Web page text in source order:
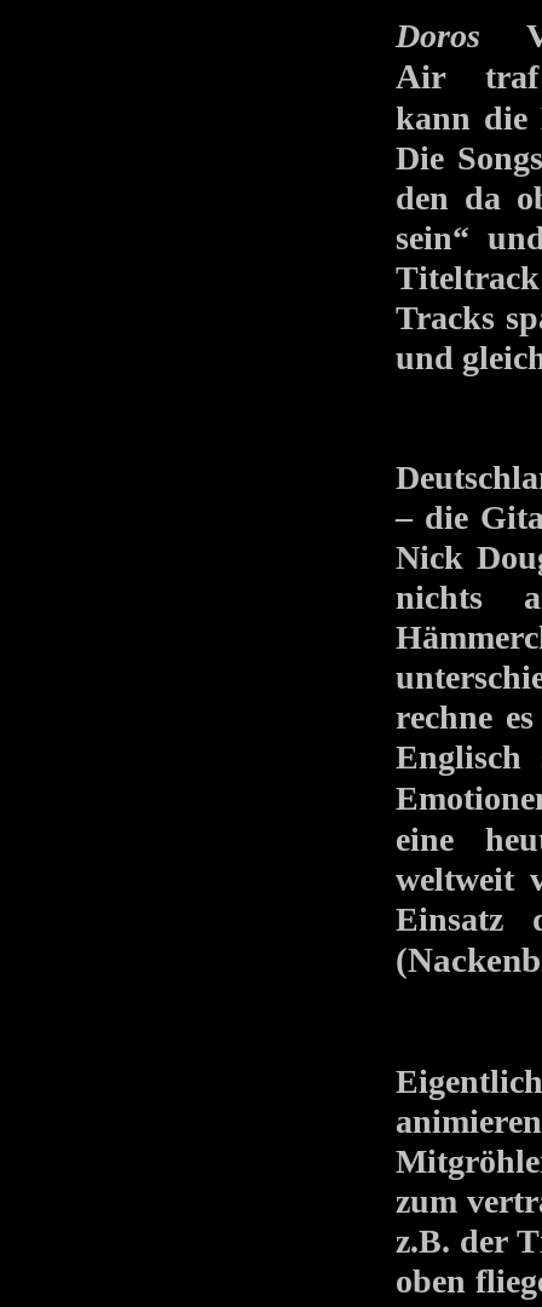
Doros
Air traf
kann die
Die
den da
sein“
Tracks
und
– die
Nick
nichts
rechne
eine
weltweit
zum
z.B. der
oben